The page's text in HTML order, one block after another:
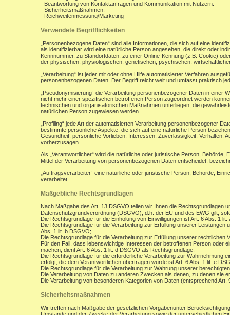
- Beantwortung von Kontaktanfragen und Kommunikation mit Nutzern.
- Sicherheitsmaßnahmen.
- Reichweitenmessung/Marketing
Verwendete Begrifflichkeiten
„Personenbezogene Daten“ sind alle Informationen, die sich auf eine
als identifizierbar wird eine natürliche Person angesehen, die direkt oder
Kennnummer, zu Standortdaten, zu einer Online-Kennung (z.B. Cookie)
der physischen, physiologischen, genetischen, psychischen,
„Verarbeitung“ ist jeder mit oder ohne Hilfe automatisierter Verfahren
personenbezogenen Daten. Der Begriff reicht weit und umfasst praktisch
„Pseudonymisierung“ die Verarbeitung personenbezogener Daten in
nicht mehr einer spezifischen betroffenen Person zugeordnet werden
technischen und organisatorischen Maßnahmen unterliegen, die
natürlichen Person zugewiesen werden.
„Profiling“ jede Art der automatisierten Verarbeitung personenbezogener
bestimmte persönliche Aspekte, die sich auf eine natürliche Person
Gesundheit, persönliche Vorlieben, Interessen, Zuverlässigkeit, Verhalten,
vorherzusagen.
Als „Verantwortlicher“ wird die natürliche oder juristische Person,
Mittel der Verarbeitung von personenbezogenen Daten entscheidet,
„Auftragsverarbeiter“ eine natürliche oder juristische Person, Behörde,
verarbeitet.
Maßgebliche Rechtsgrundlagen
Nach Maßgabe des Art. 13 DSGVO teilen wir Ihnen die
Datenschutzgrundverordnung (DSGVO), d.h. der EU und des EWG gilt,
Die Rechtsgrundlage für die Einholung von Einwilligungen ist Art. 6 Abs. 1
Die Rechtsgrundlage für die Verarbeitung zur Erfüllung unserer
Abs. 1 lit. b DSGVO;
Die Rechtsgrundlage für die Verarbeitung zur Erfüllung unserer rechtlichen
Für den Fall, dass lebenswichtige Interessen der betroffenen Person oder
machen, dient Art. 6 Abs. 1 lit. d DSGVO als Rechtsgrundlage.
Die Rechtsgrundlage für die erforderliche Verarbeitung zur Wahrnehmung
erfolgt, die dem Verantwortlichen übertragen wurde ist Art. 6 Abs. 1 lit. e
Die Rechtsgrundlage für die Verarbeitung zur Wahrung unserer
Die Verarbeitung von Daten zu anderen Zwecken als denen, zu denen sie
Die Verarbeitung von besonderen Kategorien von Daten (entsprechend
Sicherheitsmaßnahmen
Wir treffen nach Maßgabe der gesetzlichen Vorgabenunter